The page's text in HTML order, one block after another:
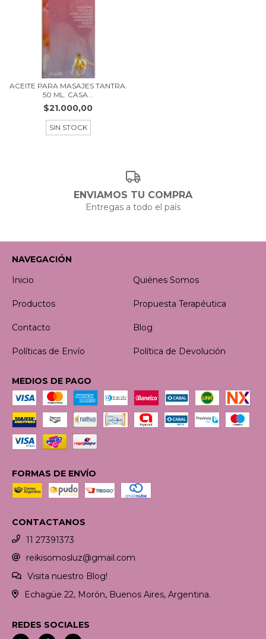
ACEITE PARA MASAJES TANTRA.
50 ML. CASA...
$21.000,00
SIN STOCK
ENVIAMOS TU COMPRA
Entregas a todo el país
NAVEGACIÓN
Inicio
Quiénes Somos
Productos Propuesta Terapéutica
Contacto Blog
Políticas de Envío Política de Devolución
MEDIOS DE PAGO
FORMAS DE ENVÍO
CONTACTANOS
11 27391373
reikisomosluz@gmail.com
Visita nuestro Blog!
Echagüe 22, Morón, Buenos Aires, Argentina.
REDES SOCIALES